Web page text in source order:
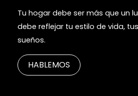
Tu hogar debe ser más que un
debe reflejar tu estilo de vida,
sueños.
HABLEMOS